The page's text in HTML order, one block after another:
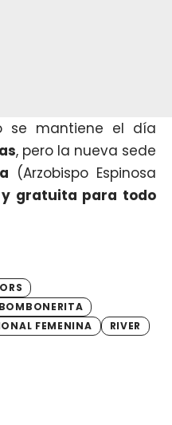
se mantiene el día
, pero la nueva sede
(Arzobispo Espinosa
gratuita para todo
FEMENINA
RIVER